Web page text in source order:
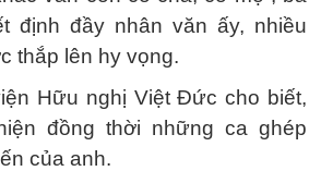
định đầy nhân văn ấy, nhiều
thắp lên hy vọng.
Hữu nghị Việt Đức cho biết,
đồng thời những ca ghép
của anh.